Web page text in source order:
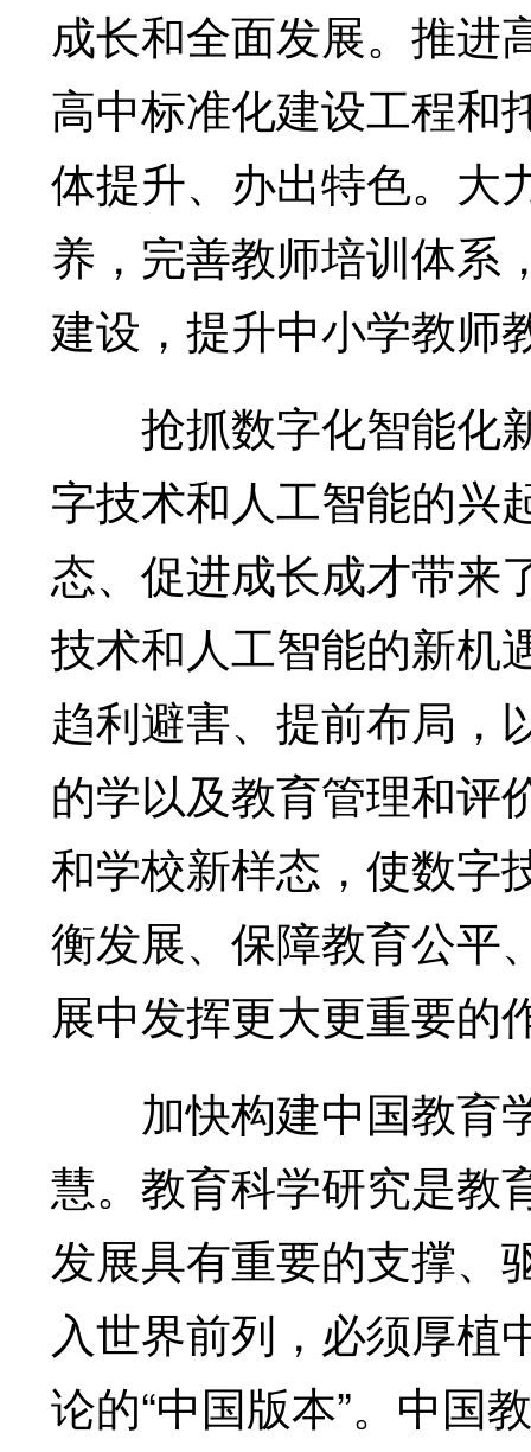
成长和全面发展。推进
高中标准化建设工程和
体提升、办出特色。大
养，完善教师培训体系
建设，提升中小学教师
抢抓数字化智能化
字技术和人工智能的兴
态、促进成长成才带来
技术和人工智能的新机
趋利避害、提前布局，
的学以及教育管理和评
和学校新样态，使数字
衡发展、保障教育公平
展中发挥更大更重要的
加快构建中国教育
慧。教育科学研究是教
发展具有重要的支撑、
入世界前列，必须厚植
论的“中国版本”。中国